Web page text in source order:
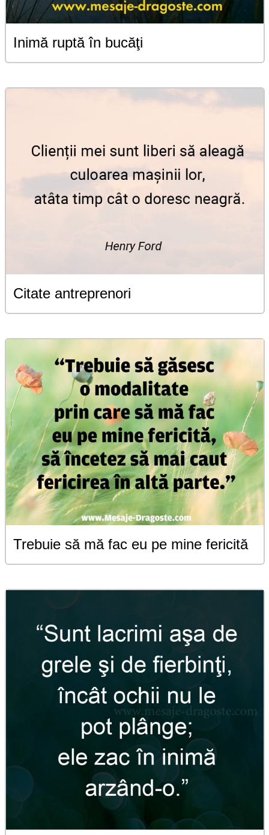
Inimă ruptă în bucăţi
Citate antreprenori
Trebuie să mă fac eu pe mine fericită